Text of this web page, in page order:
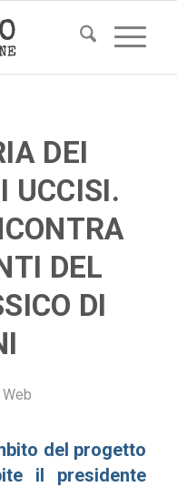
DEI
UCCISI.
DEL
DI
del progetto
il presidente